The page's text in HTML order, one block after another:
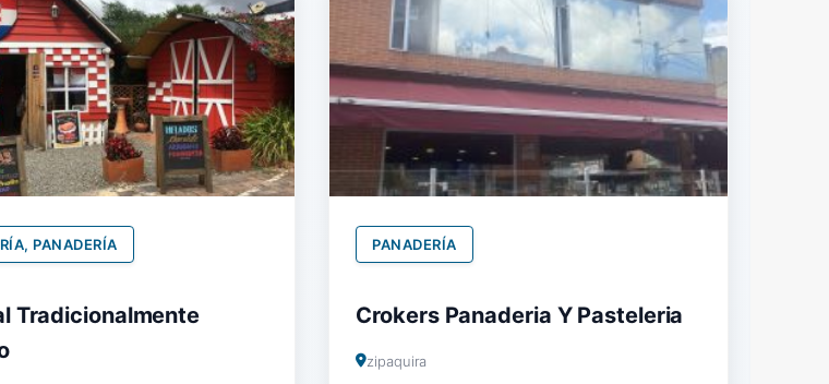
PANADERÍA
Tradicionalmente
PANADERÍA
Crokers Panaderia Y Pasteleria
zipaquira